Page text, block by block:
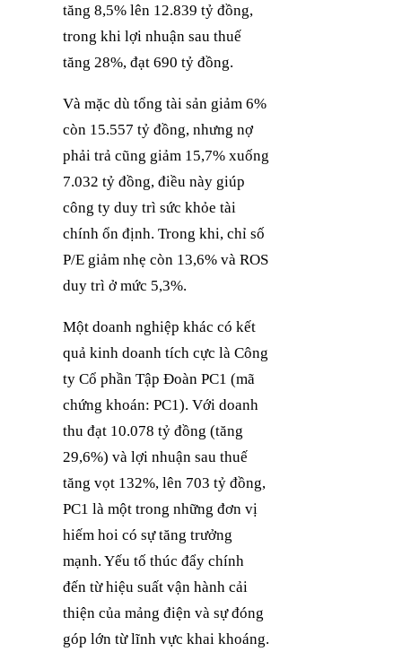
tăng 8,5% lên 12.839 tỷ đồng,
trong khi lợi nhuận sau thuế
tăng 28%, đạt 690 tỷ đồng.
Và mặc dù tổng tài sản giảm 6%
còn 15.557 tỷ đồng, nhưng nợ
phải trả cũng giảm 15,7% xuống
7.032 tỷ đồng, điều này giúp
công ty duy trì sức khỏe tài
chính ổn định. Trong khi, chỉ số
P/E giảm nhẹ còn 13,6% và ROS
duy trì ở mức 5,3%.
Một doanh nghiệp khác có kết
quả kinh doanh tích cực là Công
ty Cổ phần Tập Đoàn PC1 (mã
chứng khoán: PC1). Với doanh
thu đạt 10.078 tỷ đồng (tăng
29,6%) và lợi nhuận sau thuế
tăng vọt 132%, lên 703 tỷ đồng,
PC1 là một trong những đơn vị
hiếm hoi có sự tăng trưởng
mạnh. Yếu tố thúc đẩy chính
đến từ hiệu suất vận hành cải
thiện của mảng điện và sự đóng
góp lớn từ lĩnh vực khai khoáng.